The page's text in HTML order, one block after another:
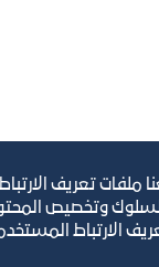
التقارير
الفرص والأفكار
تعريف
وتخصيص
الارتباط